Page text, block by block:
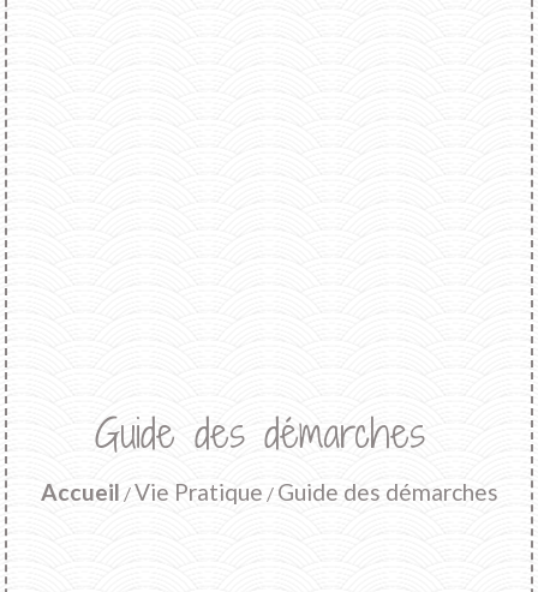
Guide des démarches
Accueil /Vie Pratique / Guide des démarches